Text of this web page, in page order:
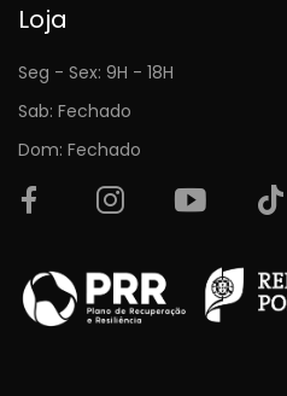
Loja
Seg - Sex: 9H - 18H
Sab: Fechado
Dom: Fechado